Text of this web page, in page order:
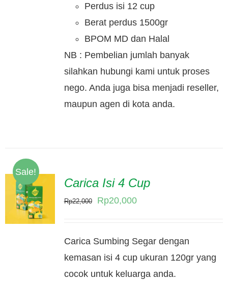
Perdus isi 12 cup
Berat perdus 1500gr
BPOM MD dan Halal
NB : Pembelian jumlah banyak
silahkan hubungi kami untuk proses
nego. Anda juga bisa menjadi reseller,
maupun agen di kota anda.
Sale!
Carica Isi 4 Cup
Rp22,000
Original
Rp22,000.
Rp20,000Current
Rp20,000.
Carica Sumbing Segar dengan
kemasan isi 4 cup ukuran 120gr yang
cocok untuk keluarga anda.